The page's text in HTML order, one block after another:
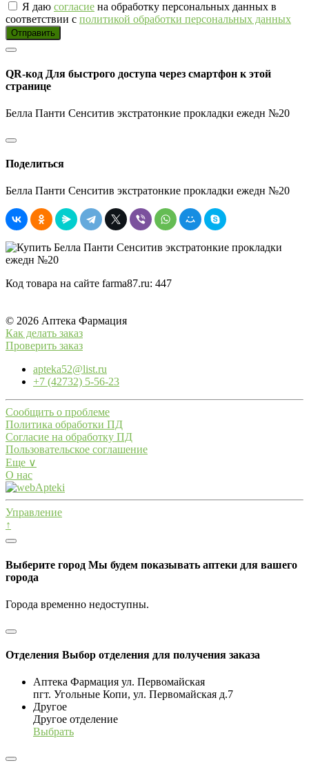
Я даю согласие на обработку персональных данных в
соответствии с политикой обработки персональных данных
Отправить
QR-код Для быстрого доступа через смартфон к этой
странице
Белла Панти Сенситив экстратонкие прокладки ежедн №20
Поделиться
Белла Панти Сенситив экстратонкие прокладки ежедн №20
Код товара на сайте farma87.ru: 447
© 2026 Аптека Фармация
Как делать заказ
Проверить заказ
apteka52@list.ru
+7 (42732) 5-56-23
Сообщить о проблеме
Политика обработки ПД
Согласие на обработку ПД
Пользовательское соглашение
Еще ∨
О нас
Управление
↑
Выберите город Мы будем показывать аптеки для вашего
города
Города временно недоступны.
Отделения Выбор отделения для получения заказа
Аптека Фармация ул. Первомайская
пгт. Угольные Копи, ул. Первомайская д.7
Другое
Другое отделение
Выбрать